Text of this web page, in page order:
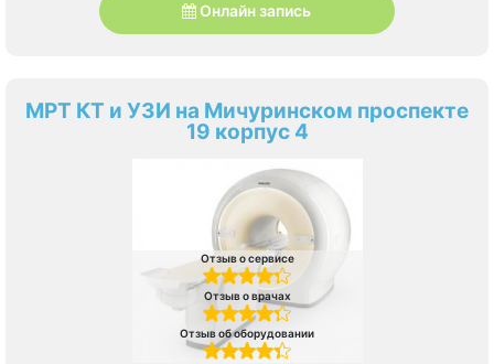
Онлайн запись
МРТ КТ и УЗИ на Мичуринском проспекте
19 корпус 4
Отзыв о сервисе
Отзыв о врачах
Отзыв об оборудовании